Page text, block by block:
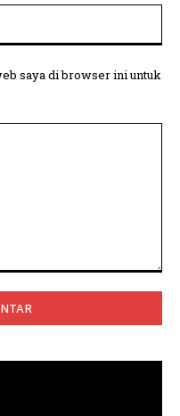
saya di browser ini untuk